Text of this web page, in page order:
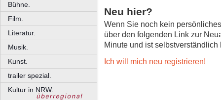
Bühne.
Film.
Literatur.
Musik.
Kunst.
trailer spezial.
Kultur in NRW.
Neu hier?
Wenn Sie noch kein
über den folgenden Link zur
Minute und ist selbstverständlich
Ich will mich neu registrieren!